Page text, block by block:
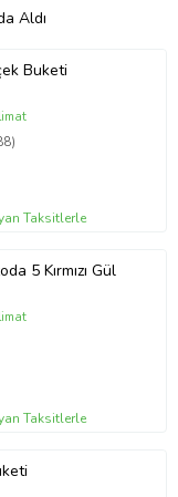
Aldı
Buketi
Taksitlerle
5 Kırmızı Gül
Taksitlerle